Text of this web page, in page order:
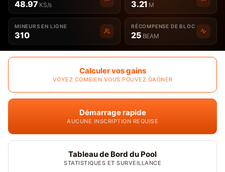
48.97 KS/s 3.21 M
MINEURS EN LIGNE
310
RÉCOMPENSE DE BLOC
25 BEAM
Calculer vos gains
VOYEZ COMBIEN VOUS POUVEZ GAGNER
Démarrage rapide
AUCUNE INSCRIPTION REQUISE
Tableau de Bord du Pool
STATISTIQUES ET SURVEILLANCE